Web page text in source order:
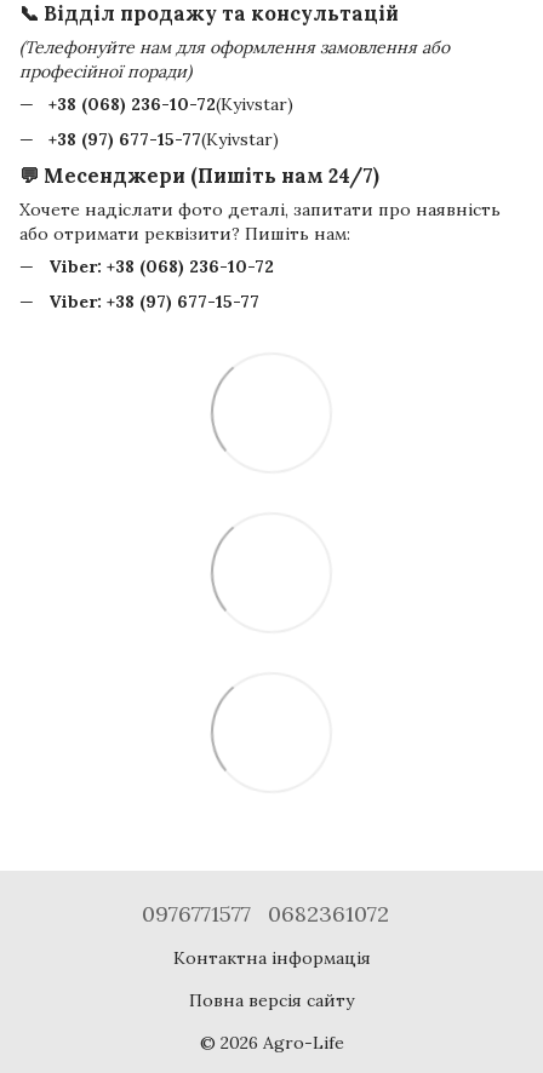
📞 Відділ продажу та консультацій
(Телефонуйте нам для оформлення замовлення або
професійної поради)
+38 (068) 236-10-72(Kyivstar)
+38 (97) 677-15-77(Kyivstar)
💬 Месенджери (Пишіть нам 24/7)
Хочете надіслати фото деталі, запитати про наявність
або отримати реквізити? Пишіть нам:
Viber: +38 (068) 236-10-72
Viber: +38 (97) 677-15-77
0976771577 0682361072
Контактна інформація
Повна версія сайту
© 2026 Agro-Life